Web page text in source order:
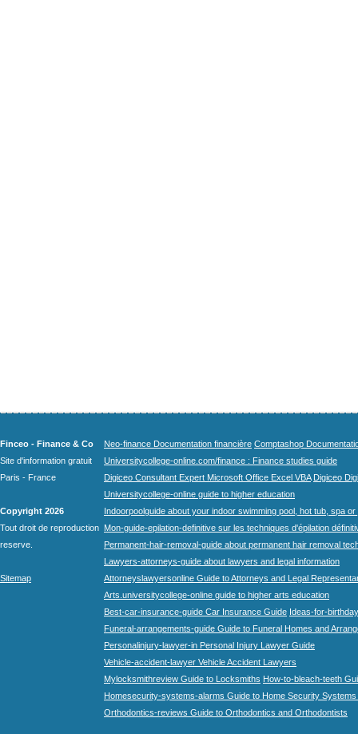
Finceo - Finance & Co
Site d'information gratuit
Paris - France
Copyright 2026
Tout droit de reproduction
reserve.
Sitemap
Neo-finance Documentation financière Comptashop
Universitycollege-online.com/finance : Finance studies guide
Digiceo Consultant Expert Microsoft Office Excel VBA Digiceo
Universitycollege-online guide to higher education
Indoorpoolguide about your indoor swimming pool, hot tub, spa
Mon-guide-epilation-definitive sur les techniques d'épilation
Permanent-hair-removal-guide about permanent hair removal
Lawyers-attorneys-guide about lawyers and legal information
Attorneyslawyersonline Guide to Attorneys and Legal
Arts.universitycollege-online guide to higher arts education
Best-car-insurance-guide Car Insurance Guide Ideas-for-
Funeral-arrangements-guide Guide to Funeral Homes and
Personalinjury-lawyer-in Personal Injury Lawyer Guide
Vehicle-accident-lawyer Vehicle Accident Lawyers
Mylocksmithreview Guide to Locksmiths How-to-bleach-teeth
Homesecurity-systems-alarms Guide to Home Security Systems
Orthodontics-reviews Guide to Orthodontics and Orthodontists